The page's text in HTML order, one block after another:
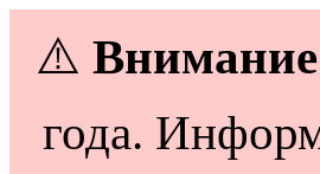
⚠️ Внимание
года.